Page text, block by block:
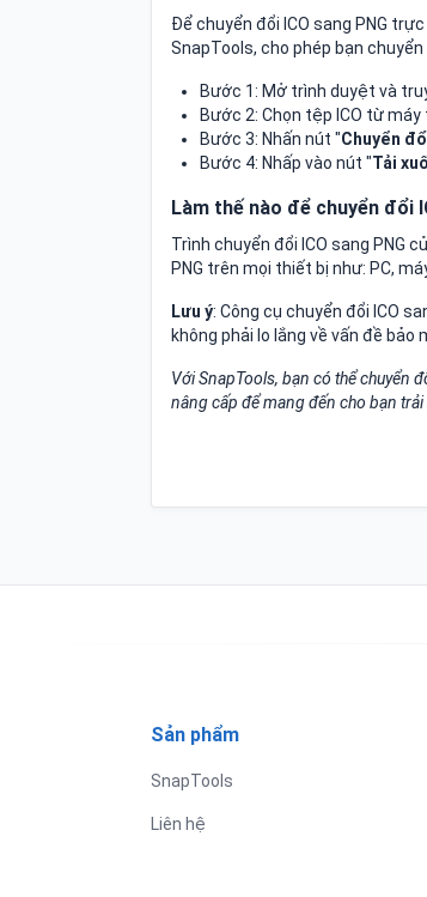
Để chuyển đổi ICO sang PNG
SnapTools, cho phép bạn chuyển
Bước 1: Mở trình duyệt và
Bước 2: Chọn tệp ICO từ
Bước 3: Nhấn nút "Chuyển
Bước 4: Nhấp vào nút "Tải
Làm thế nào để chuyển đổi
Trình chuyển đổi ICO sang PNG
PNG trên mọi thiết bị như: PC,
Lưu ý: Công cụ chuyển đổi ICO
không phải lo lắng về vấn đề
Với SnapTools, bạn có thể chuyển
nâng cấp để mang đến cho bạn
Sản phẩm
SnapTools
Liên hệ